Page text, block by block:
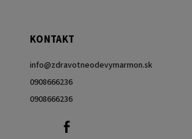
KONTAKT
info@zdravotneodevymarmon.sk
0908666236
0908666236
0908666236